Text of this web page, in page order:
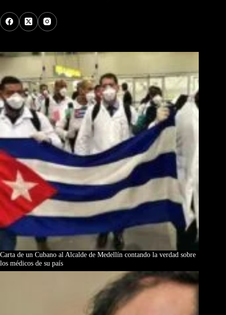
Carta de un Cubano al Alcalde de Medellín contando la verdad sobre
los médicos de su país